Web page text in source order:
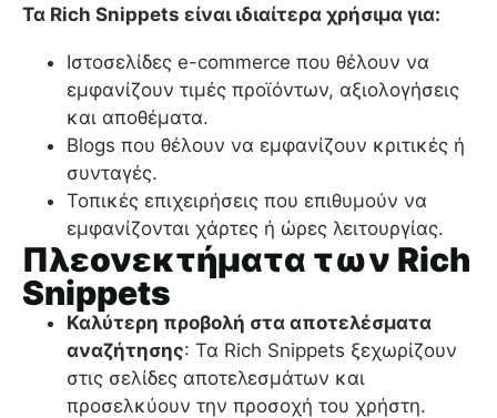
Τα Rich Snippets είναι ιδιαίτερα χρήσιμα για:
Ιστοσελίδες e-commerce που θέλουν να
εμφανίζουν τιμές προϊόντων, αξιολογήσεις
και αποθέματα.
Blogs που θέλουν να εμφανίζουν κριτικές ή
συνταγές.
Τοπικές επιχειρήσεις που επιθυμούν να
εμφανίζονται χάρτες ή ώρες λειτουργίας.
Πλεονεκτήματα των Rich
Snippets
Καλύτερη προβολή στα αποτελέσματα
αναζήτησης: Τα Rich Snippets ξεχωρίζουν
στις σελίδες αποτελεσμάτων και
προσελκύουν την προσοχή του χρήστη.